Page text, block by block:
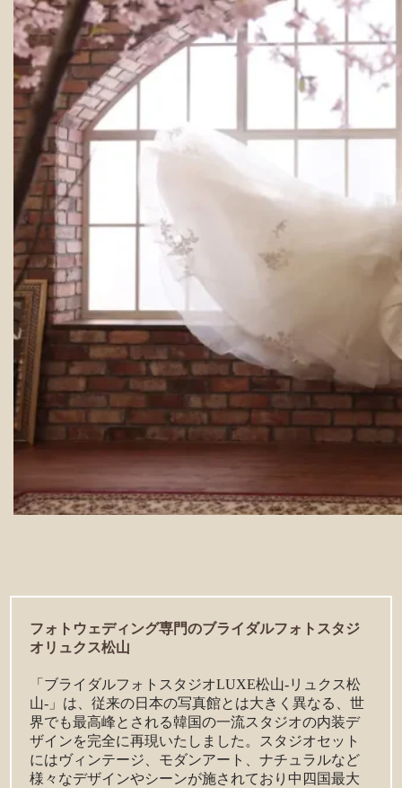
フォトウェディング専門のブライダルフォトスタジ
オリュクス松山
「ブライダルフォトスタジオLUXE松山-リュクス松
山-」は、従来の日本の写真館とは大きく異なる、世
界でも最高峰とされる韓国の一流スタジオの内装デ
ザインを完全に再現いたしました。スタジオセット
にはヴィンテージ、モダンアート、ナチュラルなど
様々なデザインやシーンが施されており中四国最大